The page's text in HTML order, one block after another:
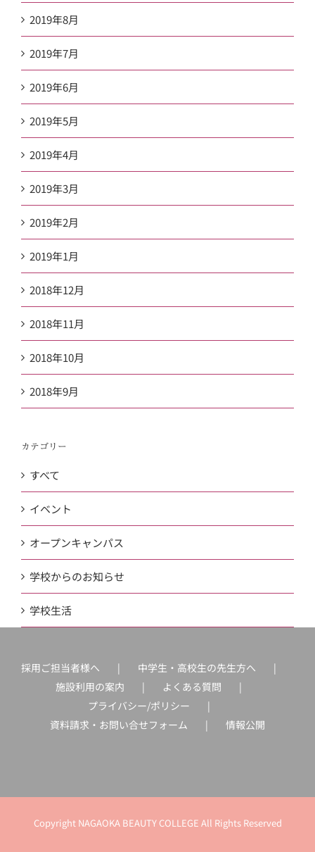
2019年8月
2019年7月
2019年6月
2019年5月
2019年4月
2019年3月
2019年2月
2019年1月
2018年12月
2018年11月
2018年10月
2018年9月
カテゴリー
すべて
イベント
オープンキャンパス
学校からのお知らせ
学校生活
採用ご担当者様へ
中学生・高校生の先生方へ
施設利用の案内
よくある質問
プライバシー/ポリシー
資料請求・お問い合せフォーム
情報公開
Copyright NAGAOKA BEAUTY COLLEGE All Rights Reserved